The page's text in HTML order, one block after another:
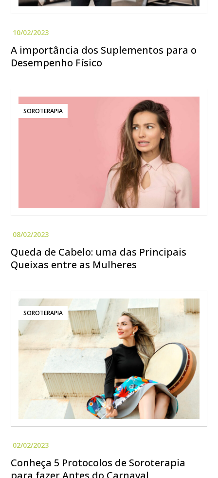
A importância dos Suplementos para o
Desempenho Físico
SOROTERAPIA
Queda de Cabelo: uma das Principais
Queixas entre as Mulheres
SOROTERAPIA
Conheça 5 Protocolos de Soroterapia